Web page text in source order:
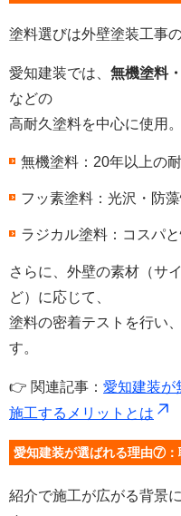
塗料選びは外壁塗装工事
愛知建装では、 無機塗料
などの
高耐久塗料を中心に使用。
無機塗料：20年以上の
フッ素塗料：光沢・防
ラジカル塗料：コスパ
さらに、外壁の素材（サ
ど）に応じて、
塗料の密着テストを行い
す。
👉 関連記事： 愛知建装が
施工するメリットとは
愛知建装が選ばれる理由⑦
紹介で施工が広がる背景に